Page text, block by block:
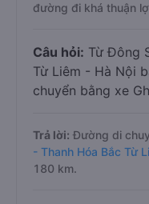
đường đi khá thuận
Câu hỏi: Từ Đông
Từ Liêm - Hà Nội
chuyển bằng xe
Trả lời: Đường di
- Thanh Hóa Bắc Từ
180 km.